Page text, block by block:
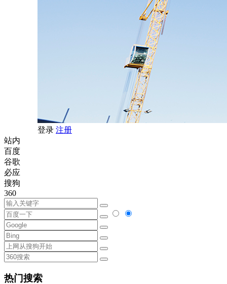
登录 注册
站内
百度
谷歌
必应
搜狗
360
热门搜索